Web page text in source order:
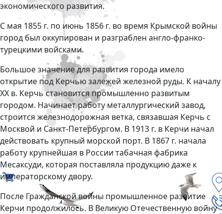
экономического развития.
С мая 1855 г. по июнь 1856 г. во время Крымской войны
город был оккупирован и разграблен англо-франко-
турецкими войсками.
Большое значение для развития города имело
открытие под Керчью залежей железной руды. К началу
ХХ в. Керчь становится промышленно развитым
городом. Начинает работу металлургический завод,
строится железнодорожная ветка, связавшая Керчь с
Москвой и Санкт-Петербургом. В 1913 г. в Керчи начал
действовать крупный морской порт. В 1867 г. начала
работу крупнейшая в России табачная фабрика
Месаксуди, которая поставляла продукцию даже к
императорскому двору.
После Гражданской войны промышленное развитие
Керчи продолжилось. В Великую Отечественную войну